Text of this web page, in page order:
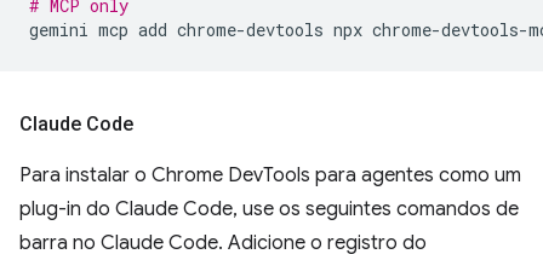
# MCP only
gemini mcp add chrome-devtools npx
Claude Code
Para instalar o Chrome DevTools para agentes como um
plug-in do Claude Code, use os seguintes comandos de
barra no Claude Code. Adicione o registro do